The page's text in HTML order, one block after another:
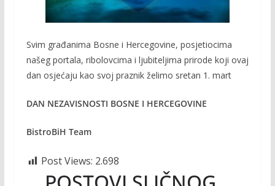
Svim građanima Bosne i Hercegovine, posjetiocima
našeg portala, ribolovcima i ljubiteljima prirode koji ovaj
dan osjećaju kao svoj praznik želimo sretan 1. mart
DAN NEZAVISNOSTI BOSNE I HERCEGOVINE
BistroBiH Team
Post Views: 2.698